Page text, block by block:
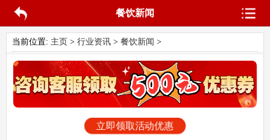
餐饮新闻
当前位置: 主页 > 行业资讯> 餐饮新闻 >
立即领取活动优惠